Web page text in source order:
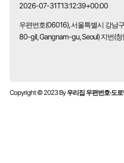
2026-07-31T13:12:39+00:00
우편번호(06016), 서울특별시 강남
80-gil, Gangnam-gu, Seoul) 지번(
Copyright © 2023 By우리집 우편번호·도